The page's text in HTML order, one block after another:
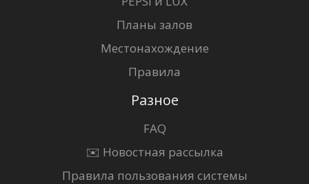
Планы залов
Местонахождение
Правила
Разное
FAQ
✉️ Новостная рассылка
Правила пользования системы